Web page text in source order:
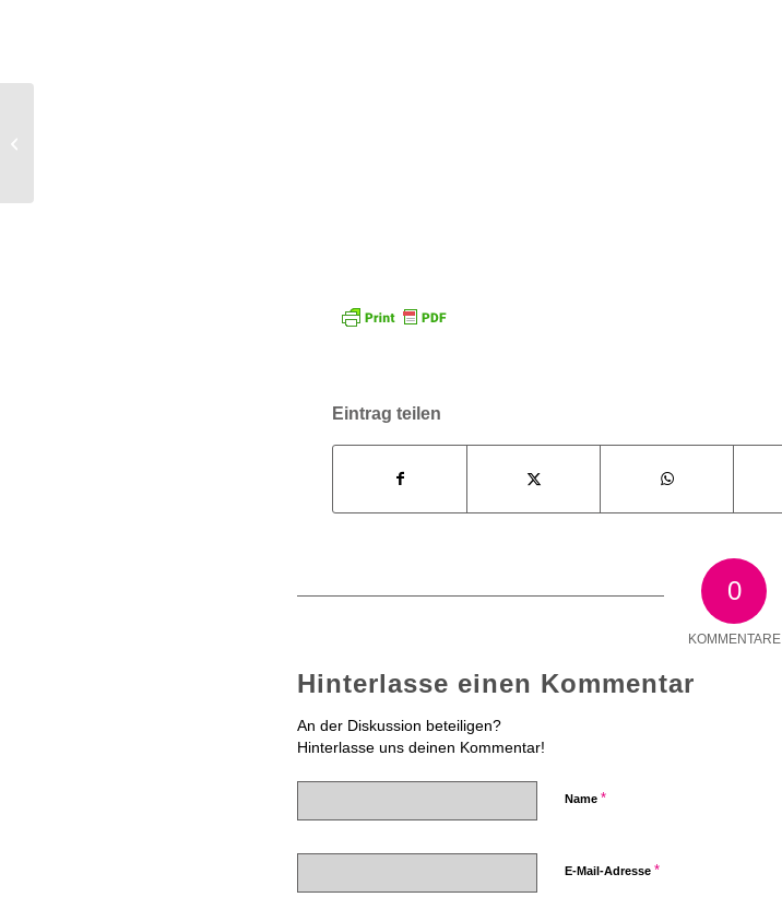
Eintrag teilen
0
KOMMENTARE
Hinterlasse einen Kommentar
An der Diskussion beteiligen?
Hinterlasse uns deinen Kommentar!
Name *
E-Mail-Adresse *